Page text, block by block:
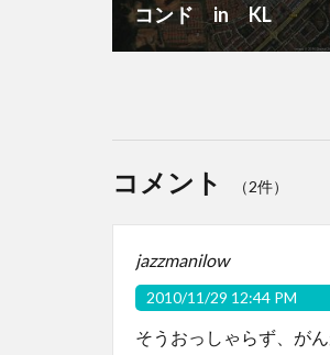
コンド in KL
コメント （2件）
jazzmanilow
2010/11/29 12:44 PM
そうおっしゃらず、が